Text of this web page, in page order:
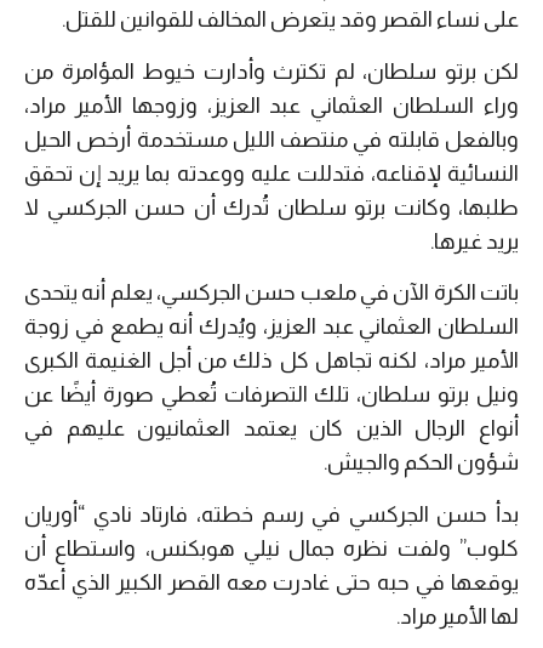
على نساء القصر وقد يتعرض المخالف للقوانين للقتل.
لكن برتو سلطان، لم تكترث وأدارت خيوط المؤامرة من
وراء السلطان العثماني عبد العزيز، وزوجها الأمير مراد،
وبالفعل قابلته في منتصف الليل مستخدمة أرخص الحيل
النسائية لإقناعه، فتدللت عليه ووعدته بما يريد إن تحقق
طلبها، وكانت برتو سلطان تُدرك أن حسن الجركسي لا
يريد غيرها.
باتت الكرة الآن في ملعب حسن الجركسي، يعلم أنه يتحدى
السلطان العثماني عبد العزيز، ويُدرك أنه يطمع في زوجة
الأمير مراد، لكنه تجاهل كل ذلك من أجل الغنيمة الكبرى
ونيل برتو سلطان، تلك التصرفات تُعطي صورة أيضًا عن
أنواع الرجال الذين كان يعتمد العثمانيون عليهم في
شؤون الحكم والجيش.
بدأ حسن الجركسي في رسم خطته، فارتاد نادي “أوريان
كلوب” ولفت نظره جمال نيلي هوبكنس، واستطاع أن
يوقعها في حبه حتى غادرت معه القصر الكبير الذي أعدّه
لها الأمير مراد.